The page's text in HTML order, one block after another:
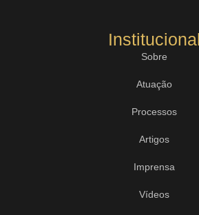
Institucional
Sobre
Atuação
Processos
Artigos
Imprensa
Vídeos